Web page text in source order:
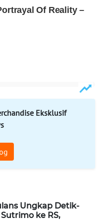
Eksklusif
Ungkap Detik-
ke RS,